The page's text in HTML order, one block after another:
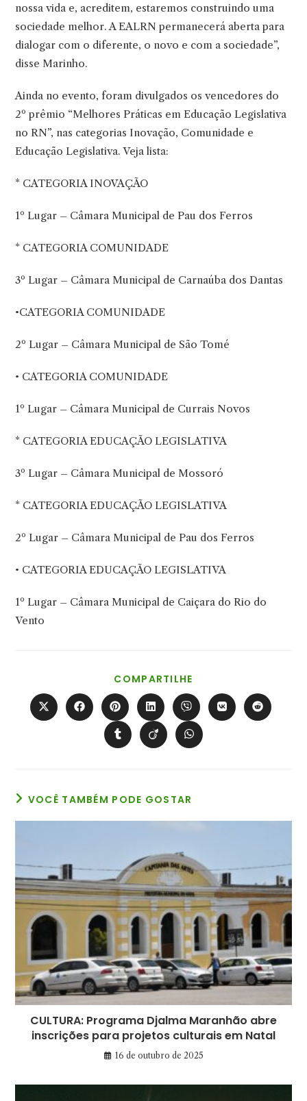
nossa vida e, acreditem, estaremos construindo uma
sociedade melhor. A EALRN permanecerá aberta para
dialogar com o diferente, o novo e com a sociedade”,
disse Marinho.
Ainda no evento, foram divulgados os vencedores do
2º prêmio “Melhores Práticas em Educação Legislativa
no RN”, nas categorias Inovação, Comunidade e
Educação Legislativa. Veja lista:
* CATEGORIA INOVAÇÃO
1º Lugar – Câmara Municipal de Pau dos Ferros
* CATEGORIA COMUNIDADE
3º Lugar – Câmara Municipal de Carnaúba dos Dantas
•CATEGORIA COMUNIDADE
2º Lugar – Câmara Municipal de São Tomé
• CATEGORIA COMUNIDADE
1º Lugar – Câmara Municipal de Currais Novos
* CATEGORIA EDUCAÇÃO LEGISLATIVA
3º Lugar – Câmara Municipal de Mossoró
* CATEGORIA EDUCAÇÃO LEGISLATIVA
2º Lugar – Câmara Municipal de Pau dos Ferros
• CATEGORIA EDUCAÇÃO LEGISLATIVA
1º Lugar – Câmara Municipal de Caiçara do Rio do
Vento
COMPARTILHE
ESTE
CONTEÚDO
Abre
em
Abre
em
Abre
em
uma
nova
janela
Abre
em
uma
nova
janela
Abre
em
uma
nova
janela
Abre
em
Abre
em
Abre
em
Abre
em
Abre
em
VOCÊ TAMBÉM PODE GOSTAR
CULTURA: Programa Djalma Maranhão abre
inscrições para projetos culturais em Natal
16 de outubro de 2025